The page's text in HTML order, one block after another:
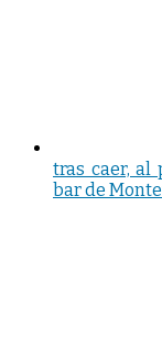
tras caer, al
bar de